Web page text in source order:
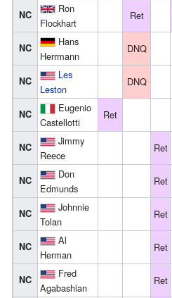
NC
Ron
Flockhart
Ret
NC
Hans
Herrmann
DNQ
NC
Les
Leston
DNQ
NC
Eugenio
Castellotti
Ret
NC
Jimmy
Reece
Ret
NC
Don
Edmunds
Ret
NC
Johnnie
Tolan
Ret
NC
Al
Herman
Ret
NC
Fred
Agabashian
Ret